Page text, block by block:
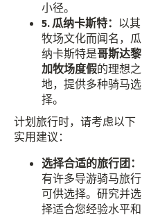
小径。
5. 瓜纳卡斯特： 以其
牧场文化而闻名，瓜
纳卡斯特是哥斯达黎
加牧场度假的理想之
地，提供多种骑马选
择。
计划旅行时，请考虑以下
实用建议：
选择合适的旅行团：
有许多导游骑马旅行
可供选择。研究并选
择适合您经验水平和